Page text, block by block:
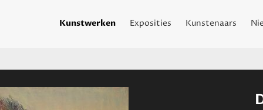
Kunstwerken Exposities Kunstenaars